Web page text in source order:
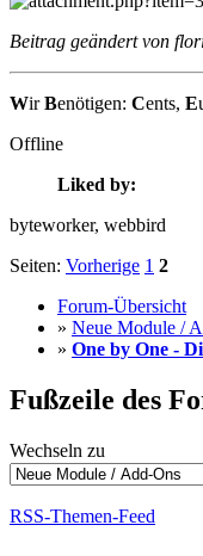
Beitrag geändert von
WirBenötigen: Cents, E
Offline
Liked by:
byteworker, webbird
Seiten: Vorherige 1 2
Forum-Übersicht
» Neue Module /
» One by One -
Fußzeile des
Wechseln zu
RSS-Themen-Feed